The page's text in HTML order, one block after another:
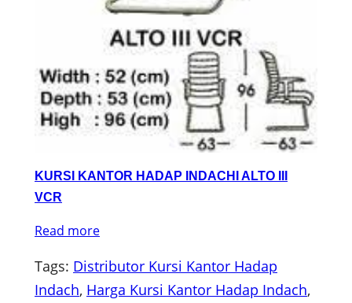
KURSI KANTOR HADAP INDACHI ALTO III
VCR
Read more
Tags: Distributor Kursi Kantor Hadap
Indach, Harga Kursi Kantor Hadap Indach